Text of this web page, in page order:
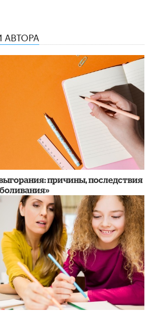
АВТОРА
причины, последствия